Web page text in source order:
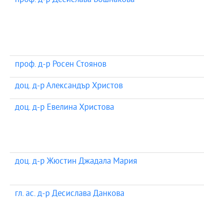
проф. д-р Росен Стоянов
доц. д-р Александър Христов
доц. д-р Евелина Христова
доц. д-р Жюстин Джадала Мария
гл. ас. д-р Десислава Данкова